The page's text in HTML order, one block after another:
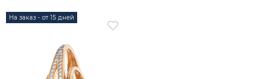
На заказ - от 15 дней